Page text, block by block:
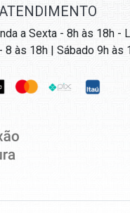
a Sexta - 8h às 18h -
8 às 18h | Sábado 9h às